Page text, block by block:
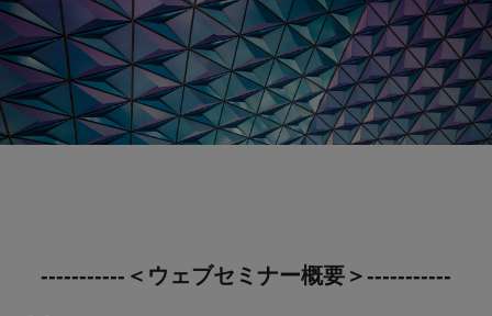
-----------＜ウェブセミナー概要＞-----------